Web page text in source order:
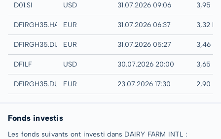
SGX
D01.SI USD 31.07.2026 09:06 3,95
Hamburg
DFIRGH35.HAMBEUR 31.07.2026 06:37 3,32
Quotrix
DFIRGH35.DUSDEUR 31.07.2026 05:27 3,46
UTC
DFILF USD 30.07.2026 20:00 3,65
Düsseldorf
DFIRGH35.DUSBEUR 23.07.2026 17:30 2,90
Fonds investis
Les fonds suivants ont investi dans DAIRY FARM INTL :